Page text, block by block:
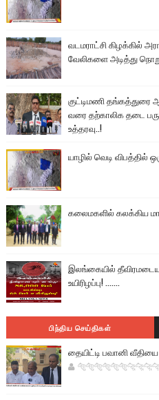
வடமராட்சி கிழக்கில்
வேலிகளை அடித்து
குட்டிமணி தங்கத்துரை
வரை தற்காலிக தடை
உத்தரவு..!
யாழில் வெடி விபத்தில்
கலைமகளில் கலக்கிய
இலங்கையில்
உயிரிழப்பு! .......
பிந்திய செய்திகள்
தையிட்டி பவானி